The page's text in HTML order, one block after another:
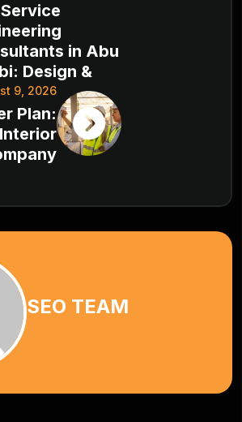
in Abu
Design &
9, 2026
Plan:
SEO TEAM